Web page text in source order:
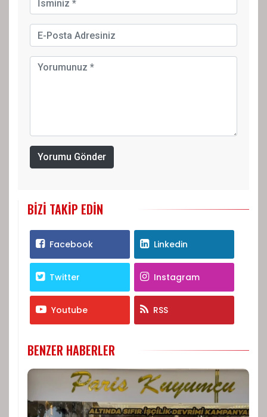
Yorumu Gönder
BIZI TAKIP EDIN
Facebook Linkedin
Twitter Instagram
Youtube RSS
BENZER HABERLER